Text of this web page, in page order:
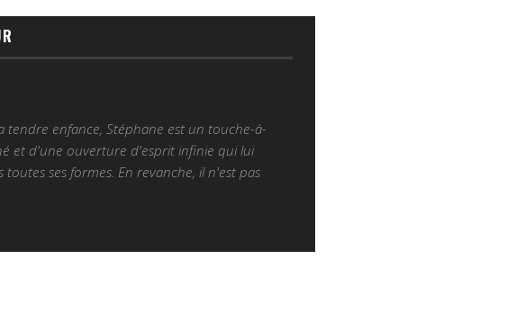
tendre enfance, Stéphane est un touche-à-
et d'une ouverture d'esprit infinie qui lui
ses formes. En revanche, il n'est pas